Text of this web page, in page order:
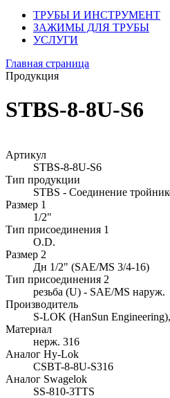
ТРУБЫ И ИНСТРУМЕНТ
ЗАЖИМЫ ДЛЯ ТРУБЫ
УСЛУГИ
Главная страница
Продукция
STBS-8-8U-S6
Артикул
STBS-8-8U-S6
Тип продукции
STBS - Соединение
Размер 1
1/2"
Тип присоединения 1
O.D.
Размер 2
Дн 1/2" (SAE/MS 3/4-16)
Тип присоединения 2
резьба (U) - SAE/MS наруж.
Производитель
S-LOK (HanSun
Материал
нерж. 316
Аналог Hy-Lok
CSBT-8-8U-S316
Аналог Swagelok
SS-810-3TTS